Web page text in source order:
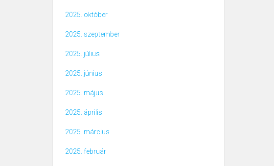
2025. október
2025. szeptember
2025. július
2025. június
2025. május
2025. április
2025. március
2025. február